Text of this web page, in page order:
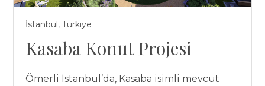
İstanbul, Türkiye
Kasaba Konut Projesi
Ömerli İstanbul’da, Kasaba isimli mevcut